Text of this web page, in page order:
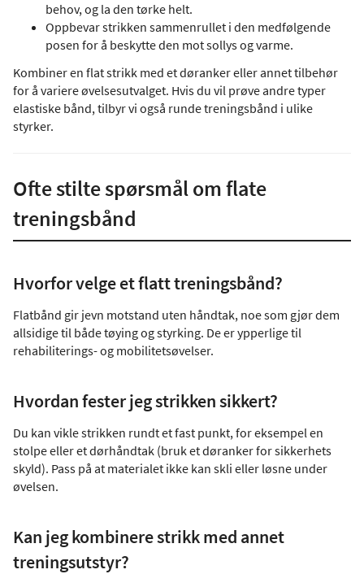
behov, og la den tørke helt.
Oppbevar strikken sammenrullet i den medfølgende
posen for å beskytte den mot sollys og varme.
Kombiner en flat strikk med et døranker eller annet tilbehør
for å variere øvelsesutvalget. Hvis du vil prøve andre typer
elastiske bånd, tilbyr vi også runde treningsbånd i ulike
styrker.
Ofte stilte spørsmål om flate
treningsbånd
Hvorfor velge et flatt treningsbånd?
Flatbånd gir jevn motstand uten håndtak, noe som gjør dem
allsidige til både tøying og styrking. De er ypperlige til
rehabiliterings- og mobilitetsøvelser.
Hvordan fester jeg strikken sikkert?
Du kan vikle strikken rundt et fast punkt, for eksempel en
stolpe eller et dørhåndtak (bruk et døranker for sikkerhets
skyld). Pass på at materialet ikke kan skli eller løsne under
øvelsen.
Kan jeg kombinere strikk med annet
treningsutstyr?